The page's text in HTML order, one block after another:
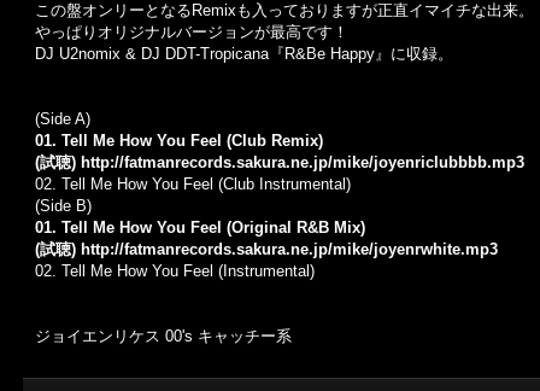
この盤オンリーとなるRemixも入っておりますが正直イマイチな出来。
やっぱりオリジナルバージョンが最高です！
DJ U2nomix & DJ DDT-Tropicana『R&Be Happy』に収録。
(Side A)
01. Tell Me How You Feel (Club Remix)
(試聴) http://fatmanrecords.sakura.ne.jp/mike/joyenriclubbbb.mp3
02. Tell Me How You Feel (Club Instrumental)
(Side B)
01. Tell Me How You Feel (Original R&B Mix)
(試聴) http://fatmanrecords.sakura.ne.jp/mike/joyenrwhite.mp3
02. Tell Me How You Feel (Instrumental)
ジョイエンリケス 00's キャッチー系